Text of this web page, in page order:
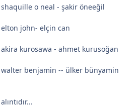
shaquille o neal - şakir öneeğil
elton john- elçin can
akira kurosawa - ahmet kurusoğan
walter benjamin -- ülker bünyamin
alıntıdır...